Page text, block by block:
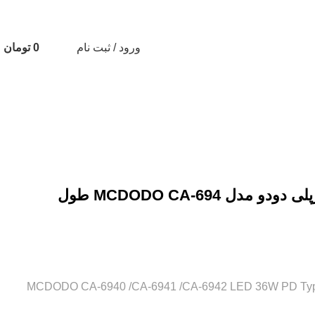
ورود / ثبت نام 0 تومان
کابل شارژ سریع تایپ سی به لایتنینگ 36 وات کارپلی دودو مدل MCDODO CA-694 طول